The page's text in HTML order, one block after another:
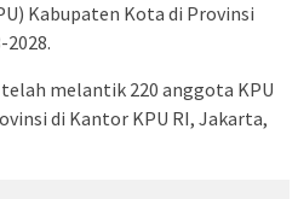
Kabupaten Kota di Provinsi
2028.
telah melantik 220 anggota KPU
di Kantor KPU RI, Jakarta,